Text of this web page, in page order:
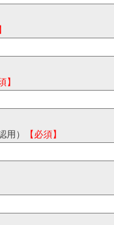
】
用） 【必須】